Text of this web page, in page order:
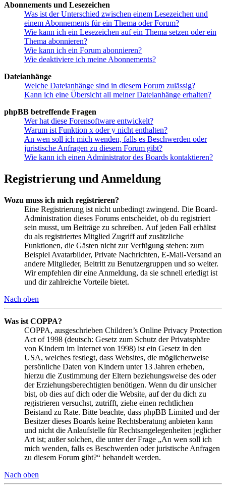
Abonnements und Lesezeichen
Was ist der Unterschied zwischen einem Lesezeichen und
einem Abonnements für ein Thema oder Forum?
Wie kann ich ein Lesezeichen auf ein Thema setzen oder ein
Thema abonnieren?
Wie kann ich ein Forum abonnieren?
Wie deaktiviere ich meine Abonnements?
Dateianhänge
Welche Dateianhänge sind in diesem Forum zulässig?
Kann ich eine Übersicht all meiner Dateianhänge erhalten?
phpBB betreffende Fragen
Wer hat diese Forensoftware entwickelt?
Warum ist Funktion x oder y nicht enthalten?
An wen soll ich mich wenden, falls es Beschwerden oder
juristische Anfragen zu diesem Forum gibt?
Wie kann ich einen Administrator des Boards kontaktieren?
Registrierung und Anmeldung
Wozu muss ich mich registrieren?
Eine Registrierung ist nicht unbedingt zwingend. Die Board-
Administration dieses Forums entscheidet, ob du registriert
sein musst, um Beiträge zu schreiben. Auf jeden Fall erhältst
du als registriertes Mitglied Zugriff auf zusätzliche
Funktionen, die Gästen nicht zur Verfügung stehen: zum
Beispiel Avatarbilder, Private Nachrichten, E-Mail-Versand an
andere Mitglieder, Beitritt zu Benutzergruppen und so weiter.
Wir empfehlen dir eine Anmeldung, da sie schnell erledigt ist
und dir zahlreiche Vorteile bietet.
Nach oben
Was ist COPPA?
COPPA, ausgeschrieben Children’s Online Privacy Protection
Act of 1998 (deutsch: Gesetz zum Schutz der Privatsphäre
von Kindern im Internet von 1998) ist ein Gesetz in den
USA, welches festlegt, dass Websites, die möglicherweise
persönliche Daten von Kindern unter 13 Jahren erheben,
hierzu die Zustimmung der Eltern beziehungsweise des oder
der Erziehungsberechtigten benötigen. Wenn du dir unsicher
bist, ob dies auf dich oder die Website, auf der du dich zu
registrieren versuchst, zutrifft, ziehe einen rechtlichen
Beistand zu Rate. Bitte beachte, dass phpBB Limited und der
Besitzer dieses Boards keine Rechtsberatung anbieten kann
und nicht die Anlaufstelle für Rechtsangelegenheiten jeglicher
Art ist; außer solchen, die unter der Frage „An wen soll ich
mich wenden, falls es Beschwerden oder juristische Anfragen
zu diesem Forum gibt?“ behandelt werden.
Nach oben